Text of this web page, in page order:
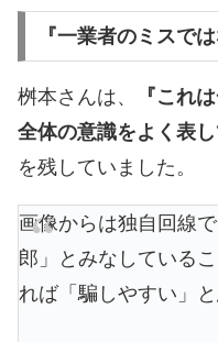
『一業者のミスでは
桝本さんは、
『これ
全体の意識をよく表し
を残していました。
画像からは独自回線
郎」とみなしている
れば「騙しやすい」